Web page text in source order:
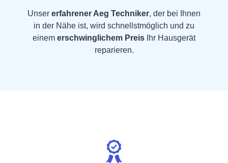
Unser erfahrener Aeg Techniker, der bei Ihnen
in der Nähe ist, wird schnellstmöglich und zu
einem erschwinglichem Preis Ihr Hausgerät
reparieren.